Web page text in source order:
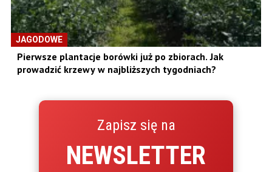
JAGODOWE
Pierwsze plantacje borówki już po zbiorach. Jak
prowadzić krzewy w najbliższych tygodniach?
Zapisz się na
NEWSLETTER